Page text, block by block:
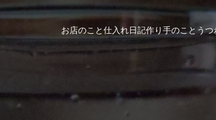
お店のこと仕入れ日記作り手のこと う